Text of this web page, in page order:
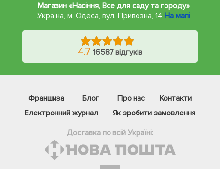
Магазин «Насіння, Все для саду та городу»
Україна, м. Одеса,вул. Привозна, 14 На мапі
4.7 16587 відгуків
Франшиза Блог Про нас
Контакти
Електронний журнал
Як зробити замовлення
Доставка по всій Україні: